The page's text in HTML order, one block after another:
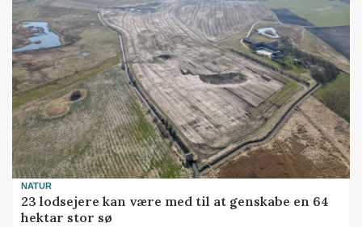
NATUR
23 lodsejere kan være med til at genskabe en 64
hektar stor sø